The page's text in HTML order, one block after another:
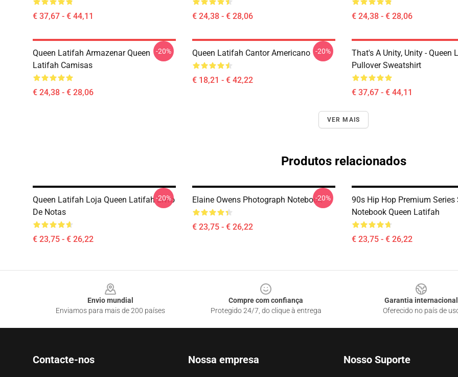
€ 37,67 - € 44,11 € 24,38 - € 28,06 € 24,38 - € 28,06
Queen Latifah Armazenar Queen
Latifah Camisas
€ 24,38 - € 28,06
-20% Queen Latifah Cantor Americano
€ 18,21 - € 42,22
-20%
That's A Unity, Unity - Queen
Pullover Sweatshirt
€ 37,67 - € 44,11
VER MAIS
Produtos relacionados
Queen Latifah Loja Queen Latifah Livro
De Notas
€ 23,75 - € 26,22
-20% Elaine Owens Photograph Notebook
€ 23,75 - € 26,22
-20%
90s Hip Hop Premium Series
Notebook Queen Latifah
€ 23,75 - € 26,22
Envio mundial
Enviamos para mais de 200 países
Compre com confiança
Protegido 24/7, do clique à entrega
Garantia internacional
Oferecido no país de
Contacte-nos Nossa empresa Nosso Suporte